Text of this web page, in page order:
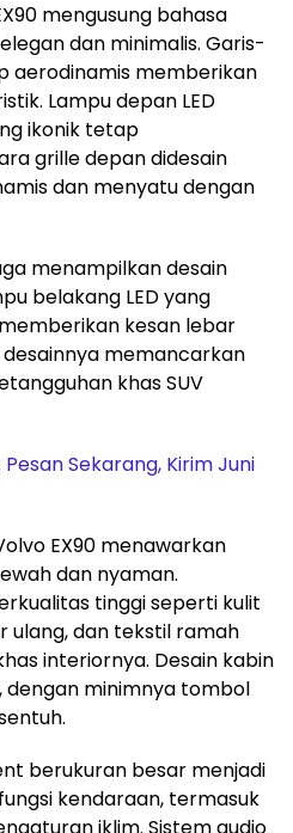
mengusung bahasa
dan minimalis. Garis-
aerodinamis memberikan
Lampu depan LED
ikonik tetap
grille depan didesain
dan menyatu dengan
menampilkan desain
belakang LED yang
kesan lebar
memancarkan
khas SUV
Pesan Sekarang, Kirim Juni
EX90 menawarkan
dan nyaman.
tinggi seperti kulit
ulang, dan tekstil ramah
interiornya. Desain kabin
dengan minimnya tombol
berukuran besar menjadi
kendaraan, termasuk